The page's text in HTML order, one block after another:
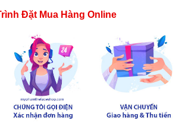
Đặt Mua Hàng Online